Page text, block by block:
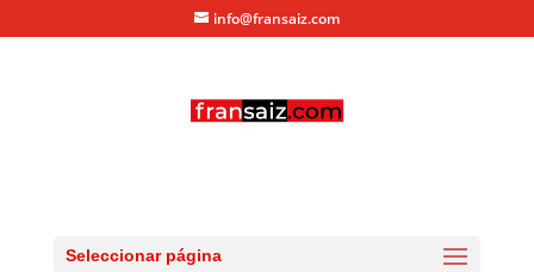
info@fransaiz.com
Seleccionar página